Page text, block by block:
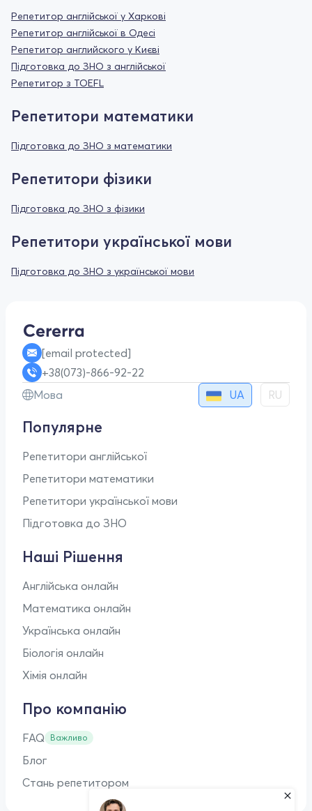
Репетитор англійської у Харкові
Репетитор англійської в Одесі
Репетитор английского у Києві
Підготовка до ЗНО з англійської
Репетитор з TOEFL
Репетитори математики
Підготовка до ЗНО з математики
Репетитори фізики
Підготовка до ЗНО з фізики
Репетитори української мови
Підготовка до ЗНО з української мови
[email protected]
+38(073)-866-92-22
Мова
UA RU
Популярне
Репетитори англійської
Репетитори математики
Репетитори української мови
Підготовка до ЗНО
Наші Рішення
Англійська онлайн
Математика онлайн
Українська онлайн
Біологія онлайн
Хімія онлайн
Про компанію
FAQ Важливо
Блог
Стань репетитором